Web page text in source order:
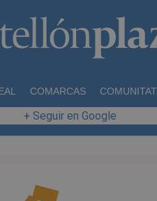
COMARCAS COMUNITAT
+ Seguir en Google